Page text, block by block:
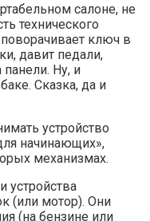
салоне, не
технического
ключ в
давит педали,
панели. Ну, и
Сказка, да и
устройство
начинающих»,
механизмах.
(или мотор). Они
(на бензине или